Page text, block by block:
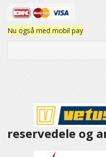
Nu også med mobil pay
reservedele og